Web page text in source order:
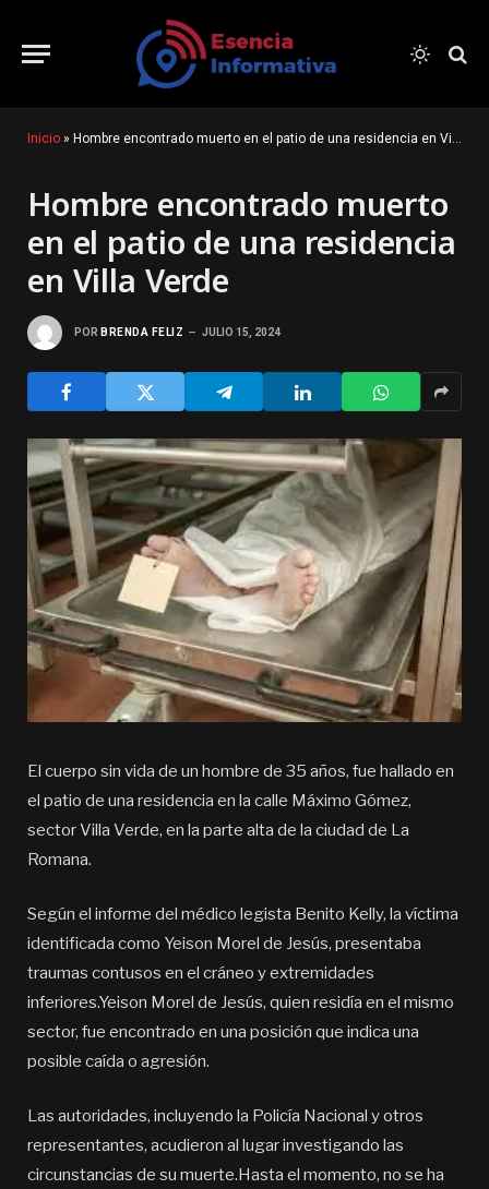
Inicio » Hombre encontrado muerto en el patio de una residencia en Villa Verde
Hombre encontrado muerto
en el patio de una residencia
en Villa Verde
POR BRENDA FELIZ JULIO 15, 2024
El cuerpo sin vida de un hombre de 35 años, fue hallado en
el patio de una residencia en la calle Máximo Gómez,
sector Villa Verde, en la parte alta de la ciudad de La
Romana.
Según el informe del médico legista Benito Kelly, la víctima
identificada como Yeison Morel de Jesús, presentaba
traumas contusos en el cráneo y extremidades
inferiores.Yeison Morel de Jesús, quien residía en el mismo
sector, fue encontrado en una posición que indica una
posible caída o agresión.
Las autoridades, incluyendo la Policía Nacional y otros
representantes, acudieron al lugar investigando las
circunstancias de su muerte.Hasta el momento, no se ha